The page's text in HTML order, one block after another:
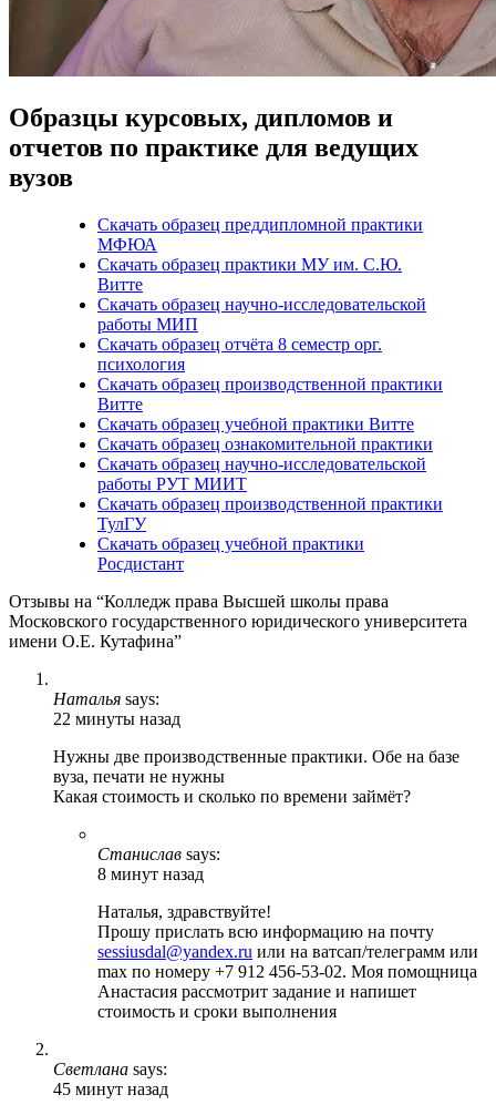
Образцы курсовых, дипломов и
отчетов по практике для ведущих
вузов
Скачать образец преддипломной практики
МФЮА
Скачать образец практики МУ им. С.Ю.
Витте
Скачать образец научно-исследовательской
работы МИП
Скачать образец отчёта 8 семестр орг.
психология
Скачать образец производственной практики
Витте
Скачать образец учебной практики Витте
Скачать образец ознакомительной практики
Скачать образец научно-исследовательской
работы РУТ МИИТ
Скачать образец производственной практики
ТулГУ
Скачать образец учебной практики
Росдистант
Отзывы на “Колледж права Высшей школы права
Московского государственного юридического университета
имени О.Е. Кутафина”
Наталья says:
22 минуты назад
Нужны две производственные практики. Обе на базе
вуза, печати не нужны
Какая стоимость и сколько по времени займёт?
Станислав says:
8 минут назад
Наталья, здравствуйте!
Прошу прислать всю информацию на почту
sessiusdal@yandex.ru или на ватсап/телеграмм или
max по номеру +7 912 456-53-02. Моя помощница
Анастасия рассмотрит задание и напишет
стоимость и сроки выполнения
Светлана says:
45 минут назад